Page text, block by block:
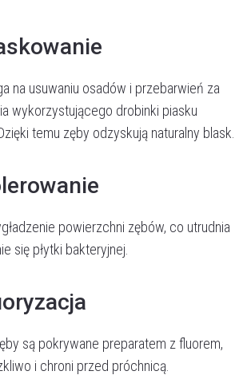
na usuwaniu osadów i przebarwień za
wykorzystującego drobinki piasku
temu zęby odzyskują naturalny blask.
powierzchni zębów, co utrudnia
się płytki bakteryjnej.
są pokrywane preparatem z fluorem,
i chroni przed próchnicą.